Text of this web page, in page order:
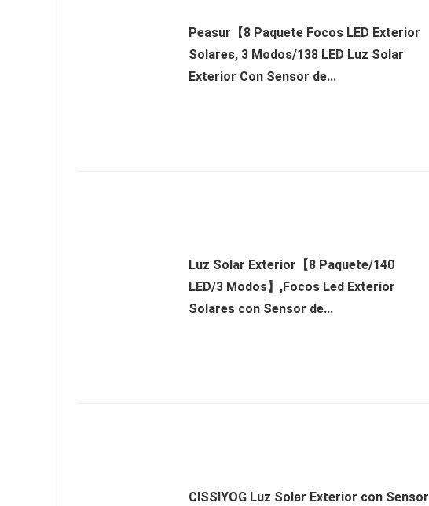
Peasur【8 Paquete Focos LED Exterior
Solares, 3 Modos/138 LED Luz Solar
Exterior Con Sensor de...
Luz Solar Exterior【8 Paquete/140
LED/3 Modos】,Focos Led Exterior
Solares con Sensor de...
CISSIYOG Luz Solar Exterior con Sensor